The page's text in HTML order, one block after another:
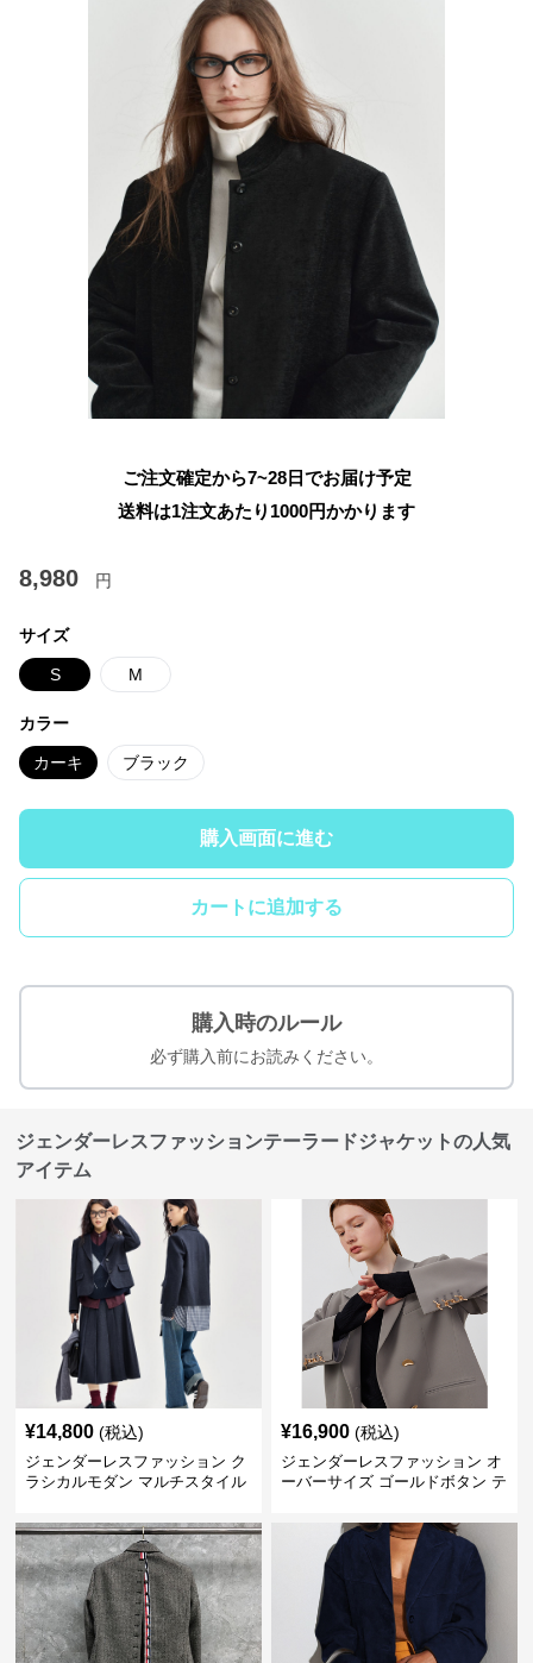
ご注文確定から7~28日でお届け予定
送料は1注文あたり 1000円かかります
8,980 円
サイズ
S M
カラー
カーキ ブラック
購入画面に進む
カートに追加する
購入時のルール
必ず購入前にお読みください。
ジェンダーレスファッションテーラードジャケットの人気
アイテム
¥14,800 (税込)
ジェンダーレスファッション ク
ラシカルモダン マルチスタイル
¥16,900 (税込)
ジェンダーレスファッション オ
ーバーサイズ ゴールドボタン テ